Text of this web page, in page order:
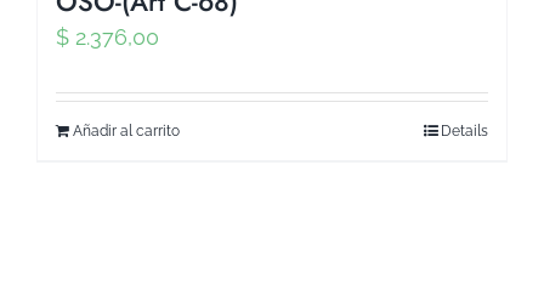
$ 2.376,00
Añadir al carrito Details